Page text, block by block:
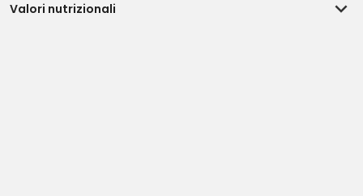
Valori nutrizionali